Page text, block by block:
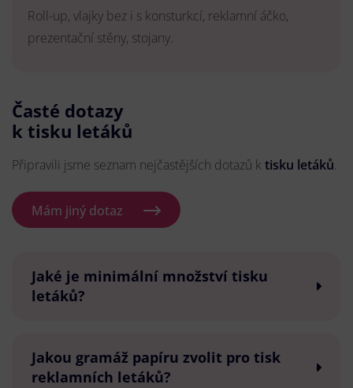
Roll-up, vlajky bez i s konsturkcí, reklamní áčko,
prezentační stěny, stojany.
Časté dotazy
k tisku letáků
Připravili jsme seznam nejčastějších dotazů k tisku letáků.
Mám jiný dotaz
Jaké je minimální množství tisku
letáků?
Jakou gramáž papíru zvolit pro tisk
reklamních letáků?